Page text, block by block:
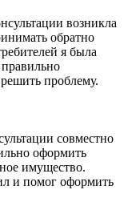
возникла
обратно
я была
проблему.
совместно
оформить
имущество.
и помог оформить